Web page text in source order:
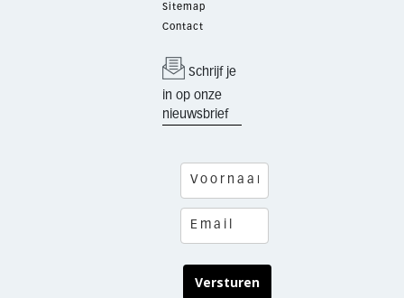
Sitemap
Contact
Schrijf je
in op onze
nieuwsbrief
Versturen